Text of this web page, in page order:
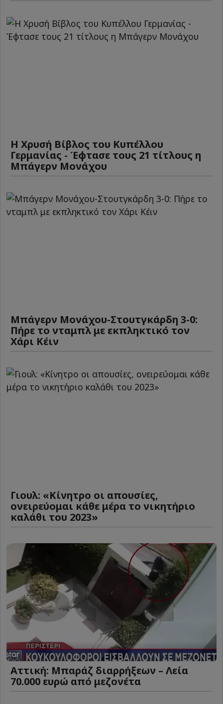
Η Χρυσή Βίβλος του Κυπέλλου
Γερμανίας - Έφτασε τους 21 τίτλους η
Μπάγερν Μονάχου
Μπάγερν Μονάχου-Στουτγκάρδη 3-0:
Πήρε το νταμπλ με εκπληκτικό τον
Χάρι Κέιν
Γιουλ: «Κίνητρο οι απουσίες,
ονειρεύομαι κάθε μέρα το νικητήριο
καλάθι του 2023»
Αττική: Μπαράζ διαρρήξεων – Λεία
70.000 ευρώ από μεζονέτα